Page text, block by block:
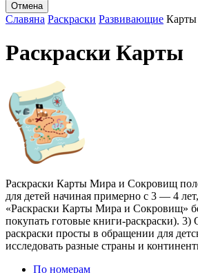
Отмена
Славяна Раскраски Развивающие Карты
Раскраски Карты
Раскраски Карты Мира и Сокровищ
для детей начиная примерно с 3 — 4
«Раскраски Карты Мира и Сокровищ»
покупать готовые книги-раскраски).
раскраски просты в обращении для
исследовать разные страны и
По номерам